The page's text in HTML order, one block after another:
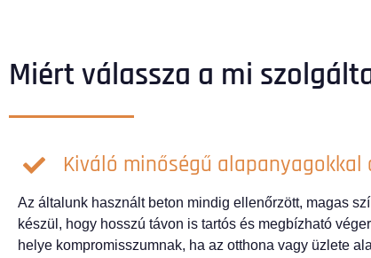
Miért válassza a mi
Kiváló minőségű alapanyagokkal
Az általunk használt beton mindig ellenőrzött, magas
készül, hogy hosszú távon is tartós és megbízható
helye kompromisszumnak, ha az otthona vagy üzlete